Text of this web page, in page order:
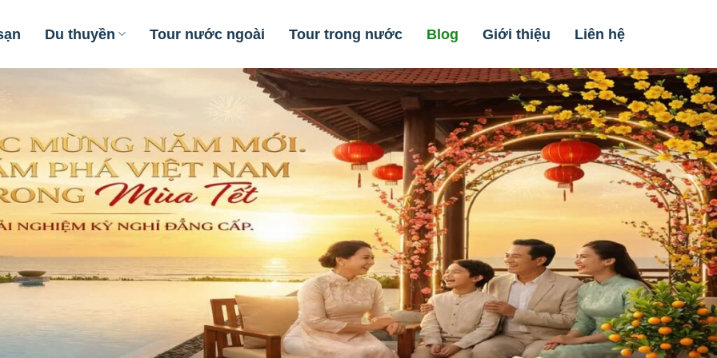
Du thuyền Tour nước ngoài Tour trong nước Blog Giới thiệu Liên hệ